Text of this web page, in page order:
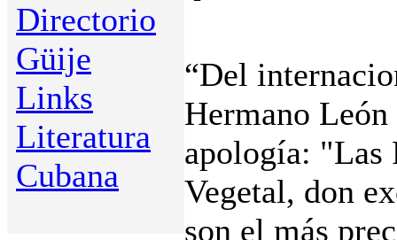
Directorio
Güije
Links
Literatura
Cubana
“Del
Hermano León
apología: "Las
Vegetal, don
son el más